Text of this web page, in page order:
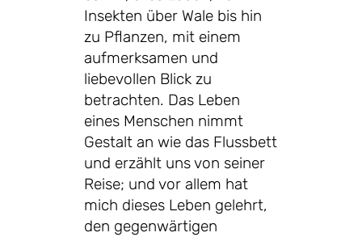
Insekten über Wale bis hin
zu Pflanzen, mit einem
aufmerksamen und
liebevollen Blick zu
betrachten. Das Leben
eines Menschen nimmt
Gestalt an wie das Flussbett
und erzählt uns von seiner
Reise; und vor allem hat
mich dieses Leben gelehrt,
den gegenwärtigen